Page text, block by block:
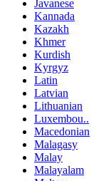
Javanese
Kannada
Kazakh
Khmer
Kurdish
Kyrgyz
Latin
Latvian
Lithuanian
Luxembou..
Macedonian
Malagasy
Malay
Malayalam